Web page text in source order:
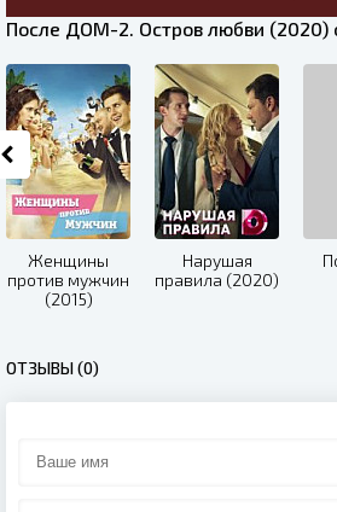
После ДОМ-2. Остров любви (2020)
Женщины
против мужчин
(2015)
Нарушая
правила (2020)
ОТЗЫВЫ (0)